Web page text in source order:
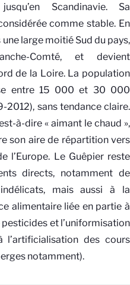
Scandinavie. Sa
comme stable. En
large moitié Sud du pays,
Comté, et devient
de la Loire. La population
entre 15 000 et 30 000
sans tendance claire.
à-dire « aimant le chaud »,
son aire de répartition vers
l’Europe. Le Guêpier reste
directs, notamment de
mais aussi à la
alimentaire liée en partie à
pesticides et l’uniformisation
l’artificialisation des cours
notamment).